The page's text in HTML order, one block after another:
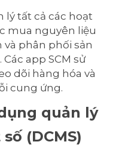
lý tất cả các hoạt
mua nguyên liệu
phân phối sản
app SCM sử
dõi hàng hóa và
cung ứng.
quản lý
(DCMS)